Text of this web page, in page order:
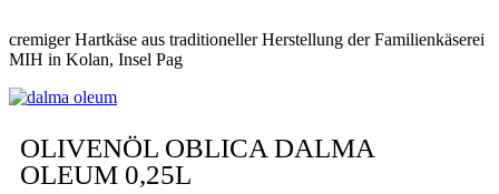
cremiger Hartkäse aus traditioneller Herstellung der Familienkäserei
MIH in Kolan, Insel Pag
OLIVENÖL OBLICA DALMA
OLEUM 0,25L